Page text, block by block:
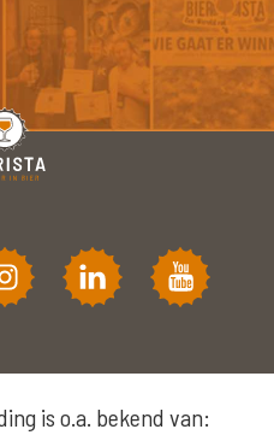
is o.a. bekend van: